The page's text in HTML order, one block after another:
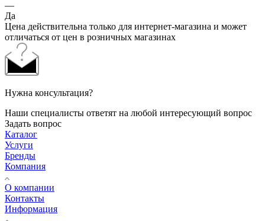
—
Да
Цена действительна только для интернет-магазина и может
отличаться от цен в розничных магазинах
Нужна консультация?
Наши специалисты ответят на любой интересующий вопрос
Задать вопрос
Каталог
Услуги
Бренды
Компания
О компании
Контакты
Информация